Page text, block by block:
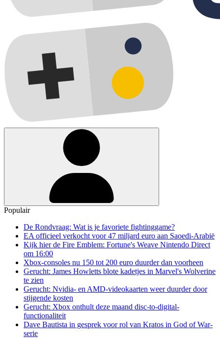
Populair
De Rondvraag: Wat is je favoriete fightinggame?
EA officieel verkocht voor 47 miljard euro aan Saoedi-Arabië
Kijk hier de Fire Emblem: Fortune's Weave Nintendo Direct
om 16:00
Xbox-consoles nu 150 tot 200 euro duurder dan voorheen
Gerucht: James Howletts blote kadetjes in Marvel's Wolverine
te zien
Gerucht: Nvidia- en AMD-videokaarten weer duurder door
stijgende kosten
Gerucht: Xbox onthult deze maand disc-to-digital-
functionaliteit
Dave Bautista in gesprek voor rol van Kratos in God of War-
serie